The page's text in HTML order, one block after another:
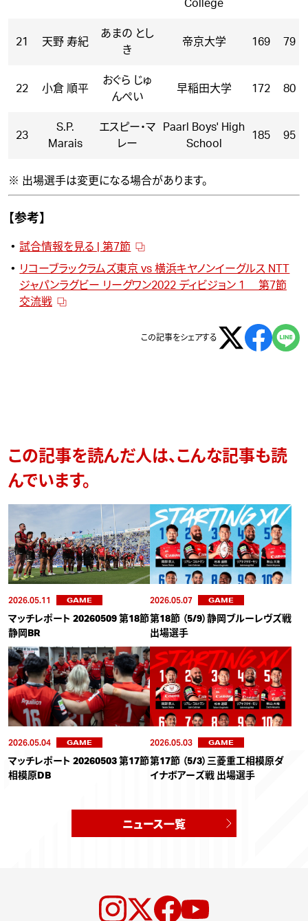
College
21 天野 寿紀
あまの とし
き
帝京大学 169 79
22 小倉 順平
おぐら じゅ
んぺい
早稲田大学 172 80
23
S.P.
Marais
エスピー・マ
レー
Paarl Boys' High
School
185 95
※ 出場選手は変更になる場合があります。
【参考】
試合情報を見る | 第7節
リコーブラックラムズ東京 vs 横浜キヤノンイーグルス NTT
ジャパンラグビー リーグワン2022 ディビジョン 1 第7節
交流戦
この記事をシェアする
この記事を読んだ人は、こんな記事も読
んでいます。
2026.05.11 GAME
マッチレポート 20260509 第18節
静岡BR
2026.05.07 GAME
第18節 （5/9）静岡ブルーレヴズ戦
出場選手
2026.05.04 GAME
マッチレポート 20260503 第17節
相模原DB
2026.05.03 GAME
第17節 （5/3）三菱重工相模原ダ
イナボアーズ戦 出場選手
ニュース一覧